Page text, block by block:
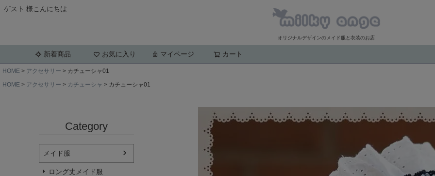
ゲスト 様こんにちは
オリジナルデザインのメイド服と衣装のお店
新着商品 お気に入り マイページ カート
HOME アクセサリー
カチューシャ01
HOME
アクセサリー カチューシャ カチューシャ01
Category
メイド服
ロング丈メイド服